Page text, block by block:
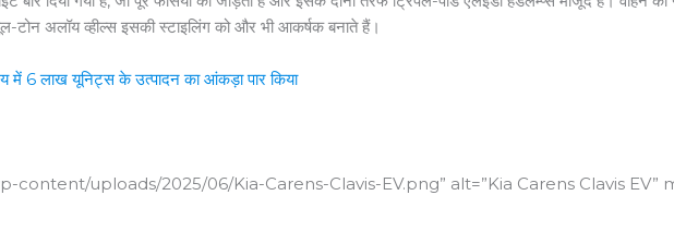
अलॉय व्हील्स इसकी स्टाइलिंग को और भी आकर्षक बनाते हैं।
लाख यूनिट्स के उत्पादन का आंकड़ा पार किया
uploads/2025/06/Kia-Carens-Clavis-EV.png” alt=”Kia Carens Clavis EV”